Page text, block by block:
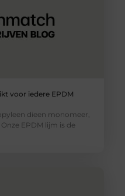
voor iedere EPDM
dieen monomeer,
EPDM lijm is de